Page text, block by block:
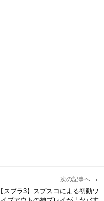
次の記事へ →
【スプラ3】スプスコによる初動ワ